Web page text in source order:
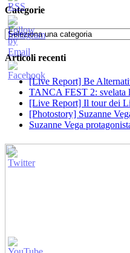
Categorie
Categorie
Articoli recenti
[Live Report] Be
TANCA FEST 2: svelata
[Live Report] Il tour dei
[Photostory] Suzanne
Suzanne Vega